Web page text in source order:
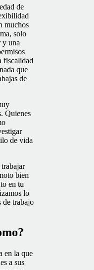
de
muchos
solo
y una
fiscalidad
que
de
Quienes
de vida
bien
en tu
lo
de trabajo
en la que
a sus